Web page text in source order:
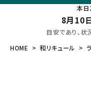
本
8月10日
目安であり、状
HOME
和リキュール